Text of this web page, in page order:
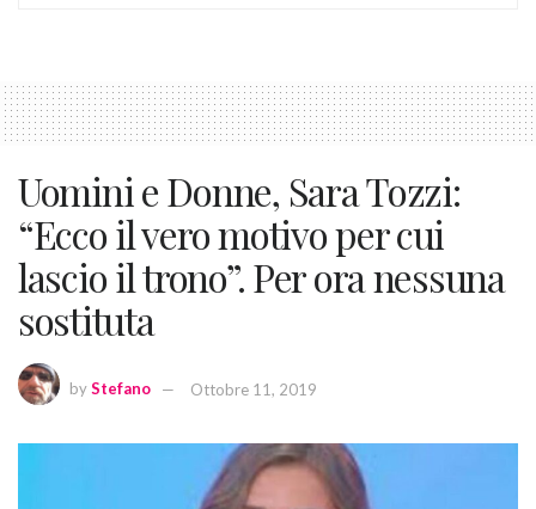
Uomini e Donne, Sara Tozzi:
“Ecco il vero motivo per cui
lascio il trono”. Per ora nessuna
sostituta
byStefano Ottobre 11, 2019